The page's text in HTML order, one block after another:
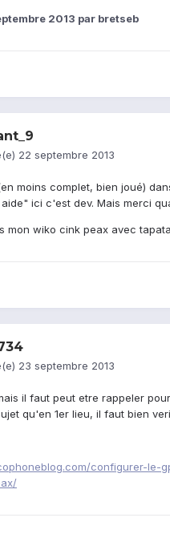
2013 par bretseb
22 septembre 2013
moins complet, bien joué)
ici c'est dev. Mais merci
mon wiko cink peax avec
23 septembre 2013
il faut peut etre rappeler
qu'en 1er lieu, il faut bien
configurer-le-